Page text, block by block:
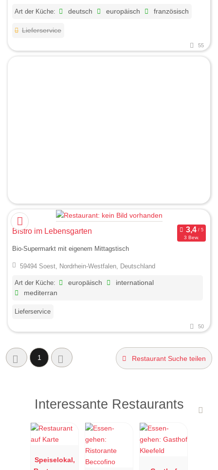
Art der Küche: deutsch europäisch französisch
Lieferservice
55
Bistro im Lebensgarten
3 Bew.
Bio-Supermarkt mit eigenem Mittagstisch
59494 Soest, Nordrhein-Westfalen, Deutschland
Art der Küche: europäisch
international
mediterran
Lieferservice
50
1 Restaurant Suche teilen
Interessante Restaurants
Speiselokal,